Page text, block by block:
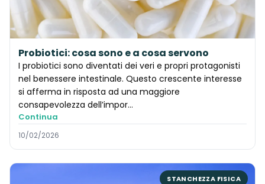
Probiotici: cosa sono e a cosa servono
I probiotici sono diventati dei veri e propri protagonisti
nel benessere intestinale. Questo crescente interesse
si afferma in risposta ad una maggiore
consapevolezza dell’impor…
Continua
10/02/2026
STANCHEZZA FISICA